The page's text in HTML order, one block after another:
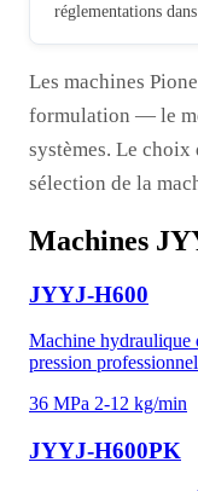
réglementations
Les machines
formulation — le
systèmes. Le choix
sélection de la
Machines
JYYJ-H600
Machine hydraulique
pression
revêtements
36 MPa 2-12 kg/min
JYYJ-H600PK